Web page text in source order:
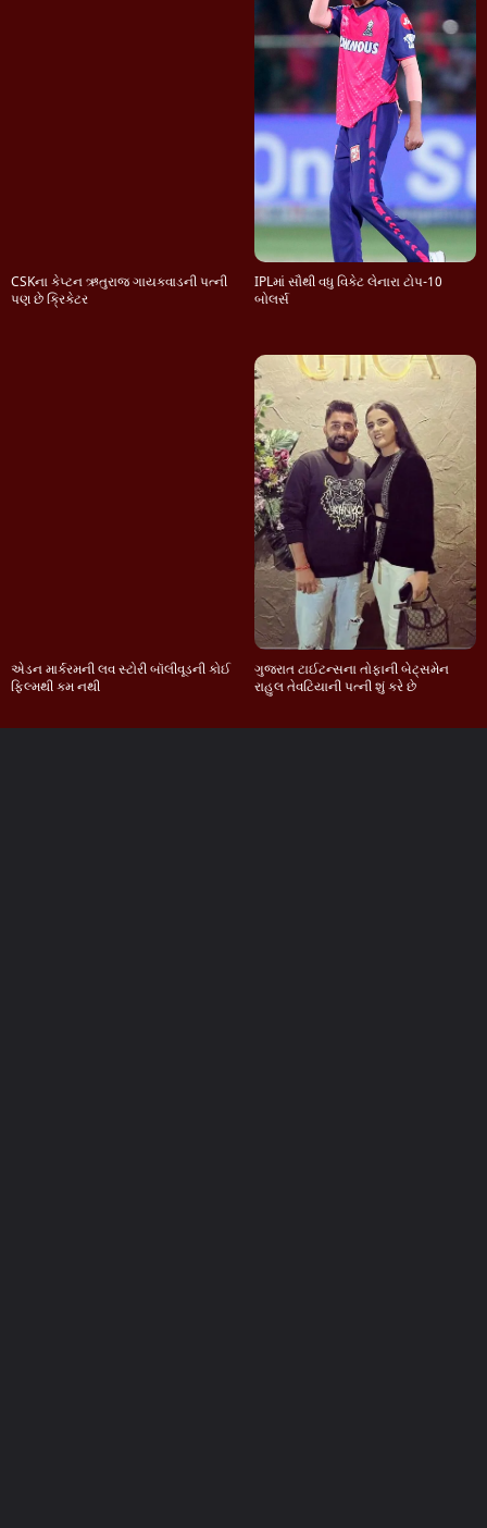
CSKના કેપ્ટન ઋતુરાજ ગાયકવાડની પત્ની
પણ છે ક્રિકેટર
IPLમાં સૌથી વધુ વિકેટ લેનારા ટોપ-10
બોલર્સ
એડન માર્કરમની લવ સ્ટોરી બૉલીવૂડની કોઈ
ફિલ્મથી કમ નથી
ગુજરાત ટાઈટન્સના તોફાની બેટ્સમેન
રાહુલ તેવટિયાની પત્ની શું કરે છે